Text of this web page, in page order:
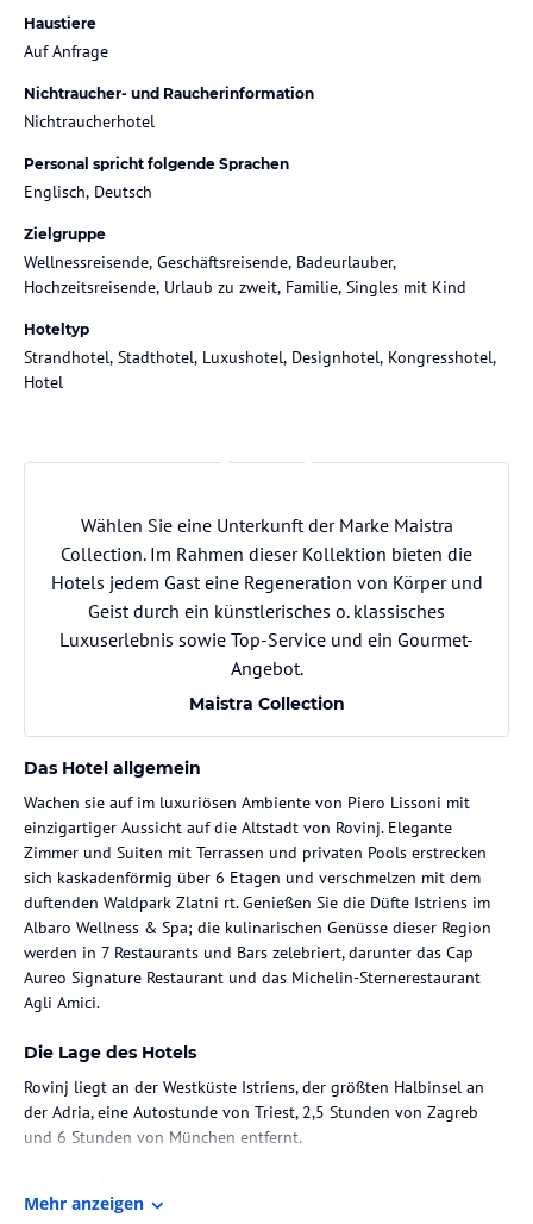
Haustiere
Auf Anfrage
Nichtraucher- und Raucherinformation
Nichtraucherhotel
Personal spricht folgende Sprachen
Englisch, Deutsch
Zielgruppe
Wellnessreisende, Geschäftsreisende, Badeurlauber,
Hochzeitsreisende, Urlaub zu zweit, Familie, Singles mit Kind
Hoteltyp
Strandhotel, Stadthotel, Luxushotel, Designhotel, Kongresshotel,
Hotel
Wählen Sie eine Unterkunft der Marke Maistra
Collection. Im Rahmen dieser Kollektion bieten die
Hotels jedem Gast eine Regeneration von Körper und
Geist durch ein künstlerisches o. klassisches
Luxuserlebnis sowie Top-Service und ein Gourmet-
Angebot.
Maistra Collection
Das Hotel allgemein
Wachen sie auf im luxuriösen Ambiente von Piero Lissoni mit
einzigartiger Aussicht auf die Altstadt von Rovinj. Elegante
Zimmer und Suiten mit Terrassen und privaten Pools erstrecken
sich kaskadenförmig über 6 Etagen und verschmelzen mit dem
duftenden Waldpark Zlatni rt. Genießen Sie die Düfte Istriens im
Albaro Wellness & Spa; die kulinarischen Genüsse dieser Region
werden in 7 Restaurants und Bars zelebriert, darunter das Cap
Aureo Signature Restaurant und das Michelin-Sternerestaurant
Agli Amici.
Die Lage des Hotels
Rovinj liegt an der Westküste Istriens, der größten Halbinsel an
der Adria, eine Autostunde von Triest, 2,5 Stunden von Zagreb
und 6 Stunden von München entfernt.
Mehr anzeigen